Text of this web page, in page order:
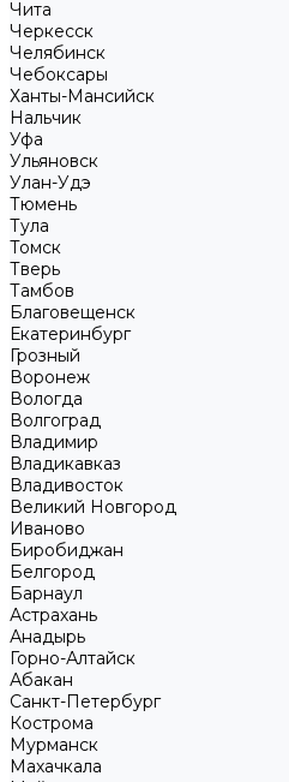
Чита
Черкесск
Челябинск
Чебоксары
Ханты-Мансийск
Нальчик
Уфа
Ульяновск
Улан-Удэ
Тюмень
Тула
Томск
Тверь
Тамбов
Благовещенск
Екатеринбург
Грозный
Воронеж
Вологда
Волгоград
Владимир
Владикавказ
Владивосток
Великий Новгород
Иваново
Биробиджан
Белгород
Барнаул
Астрахань
Анадырь
Горно-Алтайск
Абакан
Санкт-Петербург
Кострома
Мурманск
Махачкала